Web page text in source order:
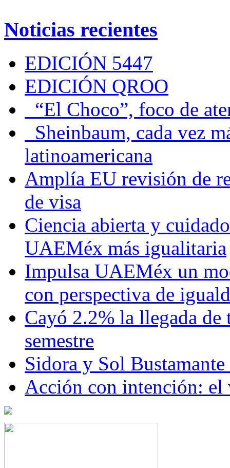
Noticias recientes
EDICIÓN 5447
EDICIÓN QROO
“El Choco”, foco de
Sheinbaum, cada vez
latinoamericana
Amplía EU revisión de
de visa
Ciencia abierta y
UAEMéx más igualitaria
Impulsa UAEMéx un
con perspectiva de
Cayó 2.2% la llegada de
semestre
Sidora y Sol
Acción con intención: el